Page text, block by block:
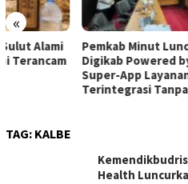
«
Pemkab Minut Luncurkan
Digikab Powered by Balé,
Super-App Layanan Publik
Terintegrasi Tanpa APBD
TAG: KALBE
Health